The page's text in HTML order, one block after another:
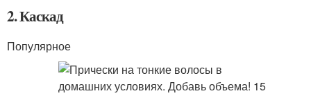
2. Каскад
Популярное